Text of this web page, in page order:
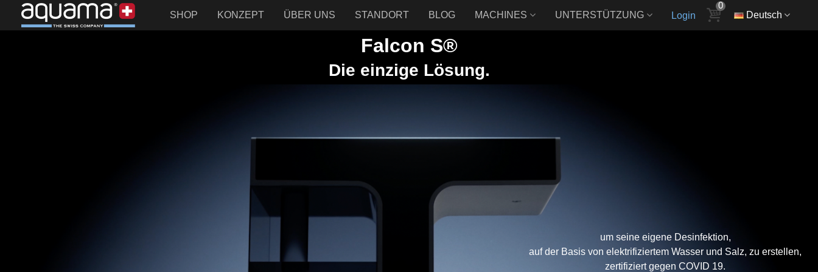
SHOP KONZEPT ÜBER UNS STANDORT BLOG MACHINES UNTERSTÜTZUNG Login
0
Deutsch
Falcon S®
Die einzige Lösung.
um seine eigene Desinfektion,
auf der Basis von elektrifiziertem Wasser und Salz, zu erstellen,
zertifiziert gegen COVID 19.